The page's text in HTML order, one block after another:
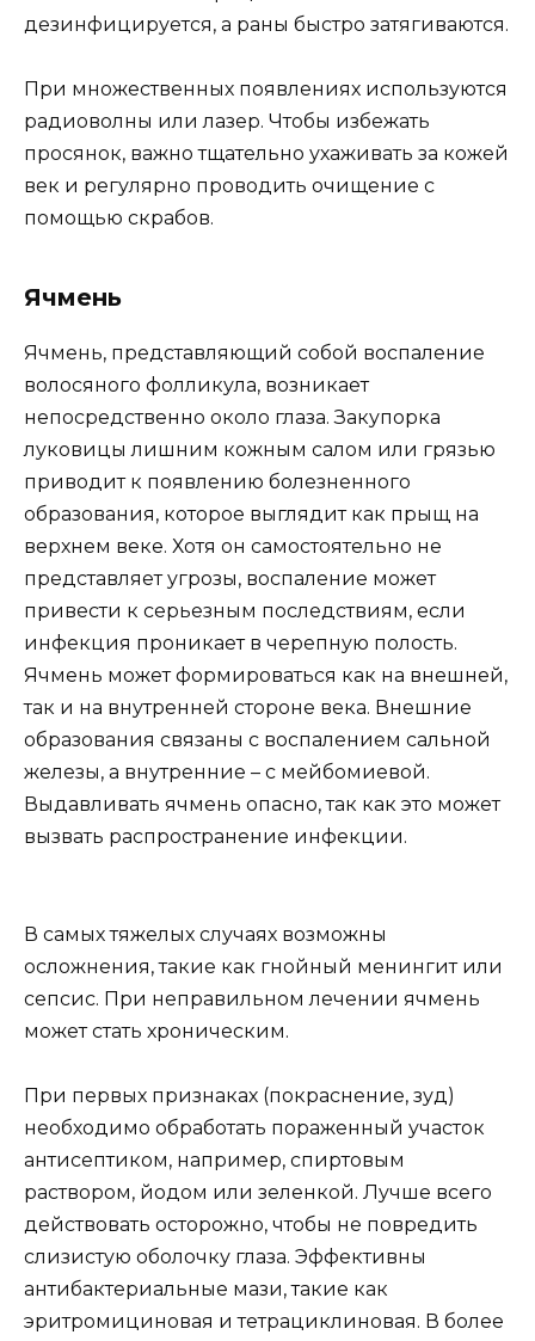
дезинфицируется, а раны быстро затягиваются.
При множественных появлениях используются
радиоволны или лазер. Чтобы избежать
просянок, важно тщательно ухаживать за кожей
век и регулярно проводить очищение с
помощью скрабов.
Ячмень
Ячмень, представляющий собой воспаление
волосяного фолликула, возникает
непосредственно около глаза. Закупорка
луковицы лишним кожным салом или грязью
приводит к появлению болезненного
образования, которое выглядит как прыщ на
верхнем веке. Хотя он самостоятельно не
представляет угрозы, воспаление может
привести к серьезным последствиям, если
инфекция проникает в черепную полость.
Ячмень может формироваться как на внешней,
так и на внутренней стороне века. Внешние
образования связаны с воспалением сальной
железы, а внутренние – с мейбомиевой.
Выдавливать ячмень опасно, так как это может
вызвать распространение инфекции.
В самых тяжелых случаях возможны
осложнения, такие как гнойный менингит или
сепсис. При неправильном лечении ячмень
может стать хроническим.
При первых признаках (покраснение, зуд)
необходимо обработать пораженный участок
антисептиком, например, спиртовым
раствором, йодом или зеленкой. Лучше всего
действовать осторожно, чтобы не повредить
слизистую оболочку глаза. Эффективны
антибактериальные мази, такие как
эритромициновая и тетрациклиновая. В более